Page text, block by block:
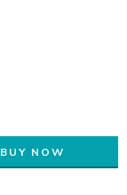
BUY NOW